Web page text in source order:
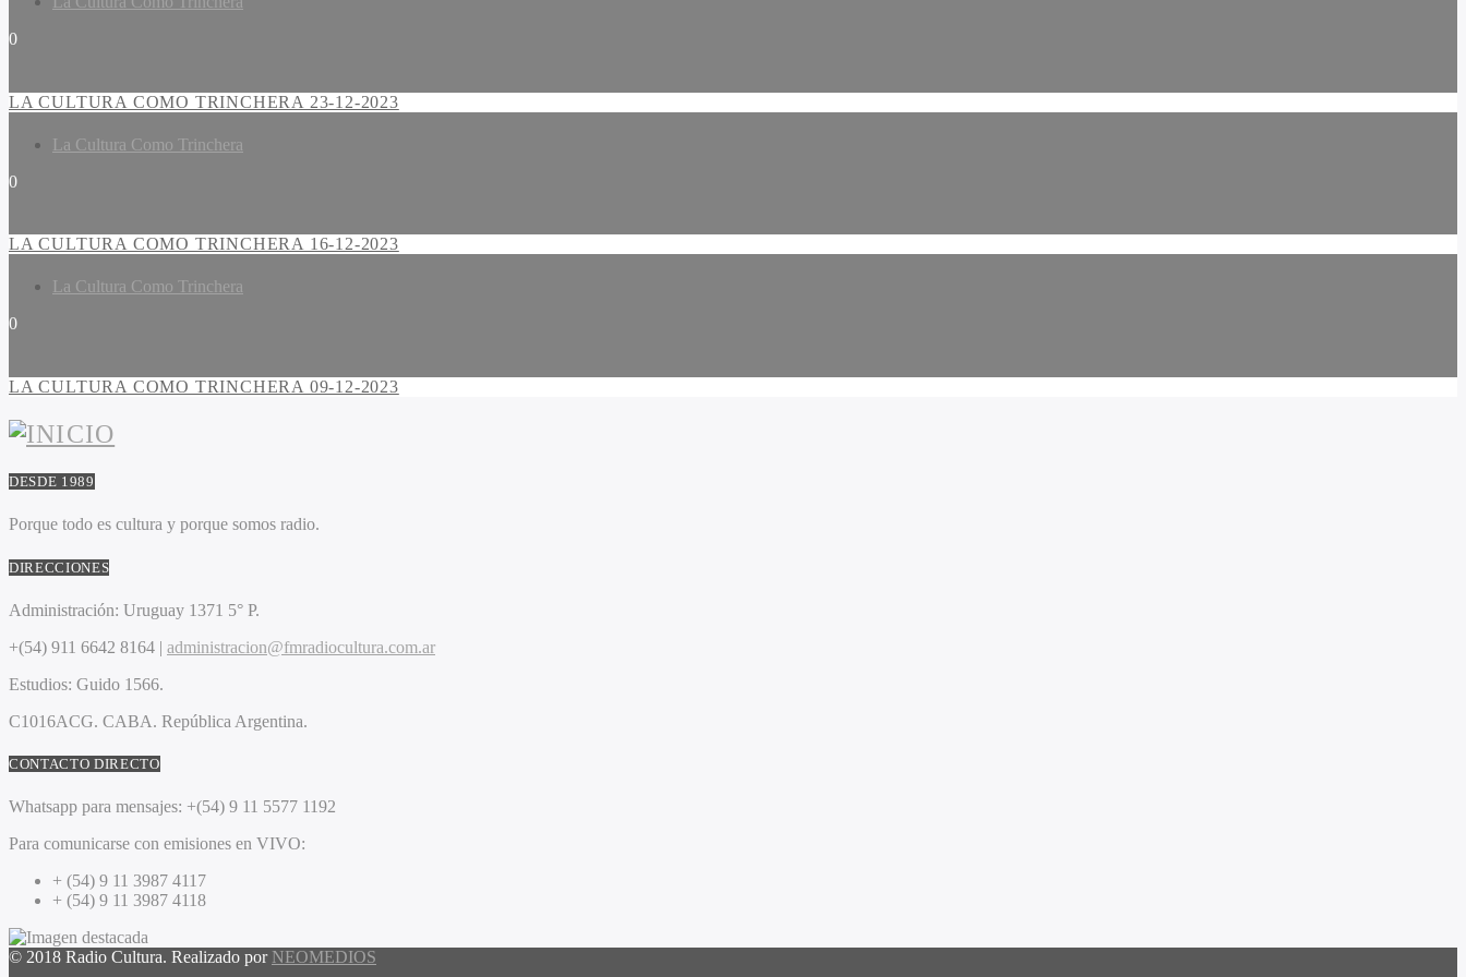
0
LA CULTURA COMO TRINCHERA 23-12-2023
La Cultura Como Trinchera
0
LA CULTURA COMO TRINCHERA 16-12-2023
La Cultura Como Trinchera
0
LA CULTURA COMO TRINCHERA 09-12-2023
DESDE 1989
Porque todo es cultura y porque somos radio.
DIRECCIONES
Administración: Uruguay 1371 5° P.
+(54) 911 6642 8164 | administracion@fmradiocultura.com.ar
Estudios: Guido 1566.
C1016ACG. CABA. República Argentina.
CONTACTO DIRECTO
Whatsapp para mensajes: +(54) 9 11 5577 1192
Para comunicarse con emisiones en VIVO:
+ (54) 9 11 3987 4117
+ (54) 9 11 3987 4118
© 2018 Radio Cultura. Realizado por NEOMEDIOS